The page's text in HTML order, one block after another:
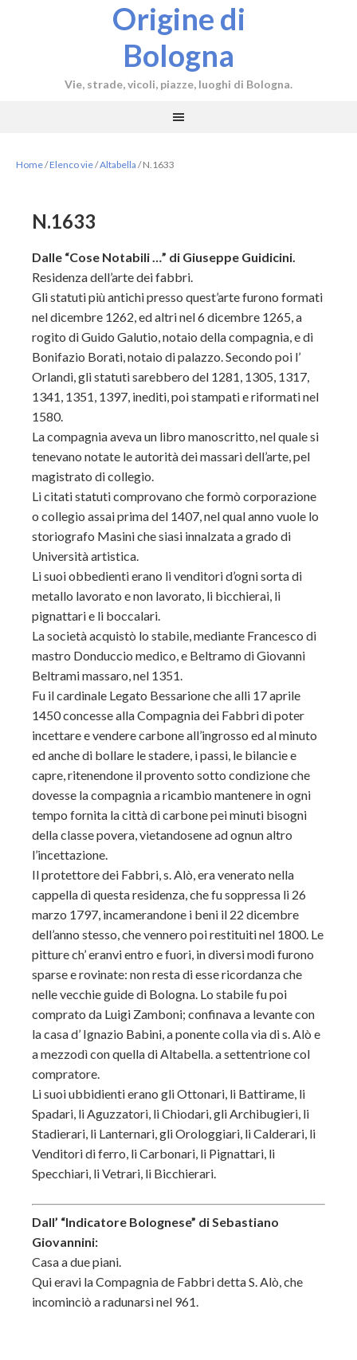
Origine di
Bologna
Vie, strade, vicoli, piazze, luoghi di Bologna.
Home/Elenco vie/Altabella /N.1633
N.1633
Dalle “Cose Notabili …” di Giuseppe Guidicini.
Residenza dell’arte dei fabbri.
Gli statuti più antichi presso quest’arte furono formati
nel dicembre 1262, ed altri nel 6 dicembre 1265, a
rogito di Guido Galutio, notaio della compagnia, e di
Bonifazio Borati, notaio di palazzo. Secondo poi l’
Orlandi, gli statuti sarebbero del 1281, 1305, 1317,
1341, 1351, 1397, inediti, poi stampati e riformati nel
1580.
La compagnia aveva un libro manoscritto, nel quale si
tenevano notate le autorità dei massari dell’arte, pel
magistrato di collegio.
Li citati statuti comprovano che formò corporazione
o collegio assai prima del 1407, nel qual anno vuole lo
storiografo Masini che siasi innalzata a grado di
Università artistica.
Li suoi obbedienti erano li venditori d’ogni sorta di
metallo lavorato e non lavorato, li bicchierai, li
pignattari e li boccalari.
La società acquistò lo stabile, mediante Francesco di
mastro Donduccio medico, e Beltramo di Giovanni
Beltrami massaro, nel 1351.
Fu il cardinale Legato Bessarione che alli 17 aprile
1450 concesse alla Compagnia dei Fabbri di poter
incettare e vendere carbone all’ingrosso ed al minuto
ed anche di bollare le stadere, i passi, le bilancie e
capre, ritenendone il provento sotto condizione che
dovesse la compagnia a ricambio mantenere in ogni
tempo fornita la città di carbone pei minuti bisogni
della classe povera, vietandosene ad ognun altro
l’incettazione.
Il protettore dei Fabbri, s. Alò, era venerato nella
cappella di questa residenza, che fu soppressa li 26
marzo 1797, incamerandone i beni il 22 dicembre
dell’anno stesso, che vennero poi restituiti nel 1800. Le
pitture ch’ eranvi entro e fuori, in diversi modi furono
sparse e rovinate: non resta di esse ricordanza che
nelle vecchie guide di Bologna. Lo stabile fu poi
comprato da Luigi Zamboni; confinava a levante con
la casa d’ Ignazio Babini, a ponente colla via di s. Alò e
a mezzodì con quella di Altabella. a settentrione col
compratore.
Li suoi ubbidienti erano gli Ottonari, li Battirame, li
Spadari, li Aguzzatori, li Chiodari, gli Archibugieri, li
Stadierari, li Lanternari, gli Orologgiari, li Calderari, li
Venditori di ferro, li Carbonari, li Pignattari, li
Specchiari, li Vetrari, li Bicchierari.
Dall’ “Indicatore Bolognese” di Sebastiano
Giovannini:
Casa a due piani.
Qui eravi la Compagnia de Fabbri detta S. Alò, che
incominciò a radunarsi nel 961.